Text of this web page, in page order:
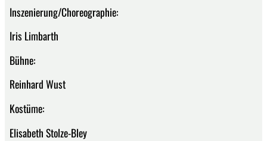
Inszenierung/Choreographie:
Iris Limbarth
Bühne:
Reinhard Wust
Kostüme:
Elisabeth Stolze-Bley